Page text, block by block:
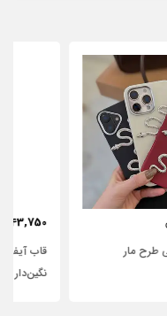
443,750
قاب آیفون شفاف با پاپیون سفید و